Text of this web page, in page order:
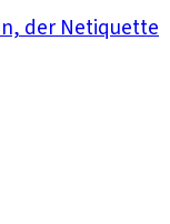
der Netiquette